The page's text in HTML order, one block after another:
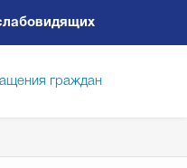
граждан